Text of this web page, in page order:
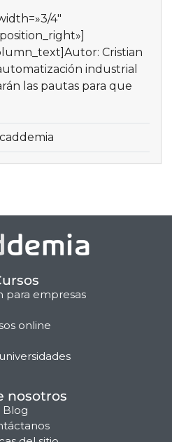
4″
Cristian
industrial
las pautas para que
para empresas
online
nosotros
Blog